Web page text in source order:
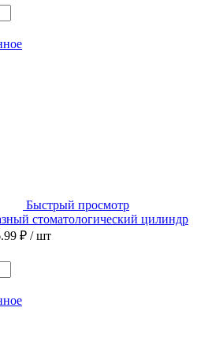
Быстрый просмотр
стоматологический цилиндр
₽ / шт